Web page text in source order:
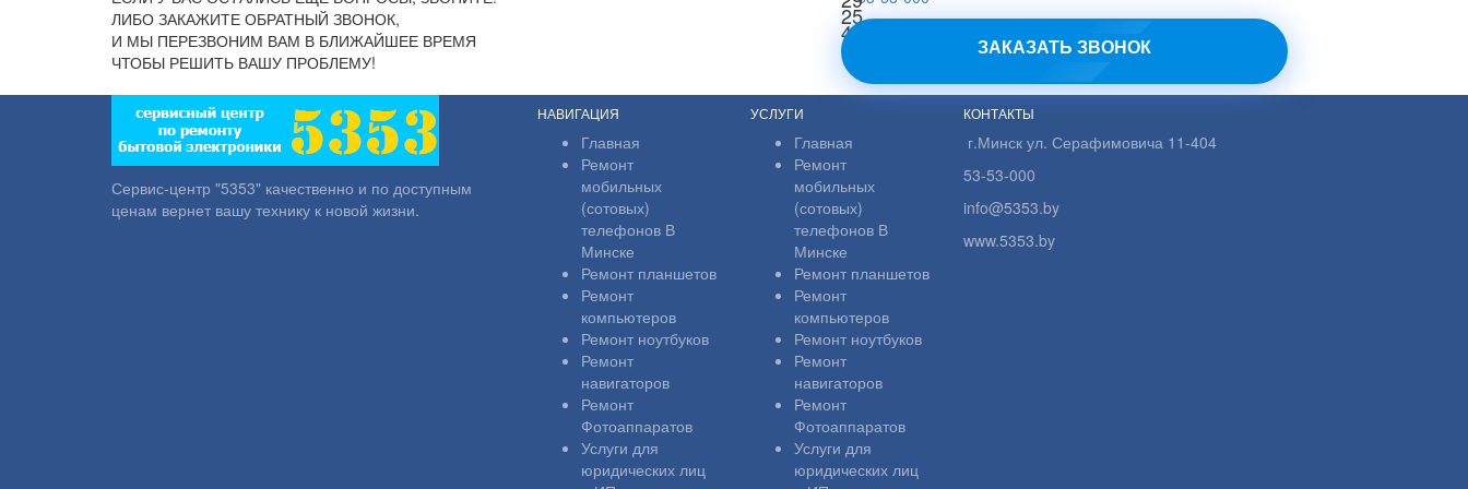
25
44
ЛИБО ЗАКАЖИТЕ ОБРАТНЫЙ ЗВОНОК,
И МЫ ПЕРЕЗВОНИМ ВАМ В БЛИЖАЙШЕЕ ВРЕМЯ
ЧТОБЫ РЕШИТЬ ВАШУ ПРОБЛЕМУ!
ЗАКАЗАТЬ ЗВОНОК
Сервис-центр "5353" качественно и по доступным
ценам вернет вашу технику к новой жизни.
НАВИГАЦИЯ
Главная
Ремонт
мобильных
(сотовых)
телефонов В
Минске
Ремонт планшетов
Ремонт
компьютеров
Ремонт ноутбуков
Ремонт
навигаторов
Ремонт
Фотоаппаратов
Услуги для
юридических лиц
УСЛУГИ
Главная
Ремонт
мобильных
(сотовых)
телефонов В
Минске
Ремонт планшетов
Ремонт
компьютеров
Ремонт ноутбуков
Ремонт
навигаторов
Ремонт
Фотоаппаратов
Услуги для
юридических лиц
КОНТАКТЫ
г.Минск ул. Серафимовича 11-404
53-53-000
info@5353.by
www.5353.by